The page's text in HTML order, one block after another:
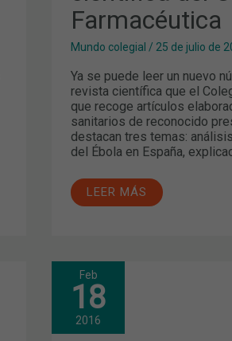
Farmacéutica
Mundo colegial / 25 de julio de
Ya se puede leer un nuevo
revista científica que el
que recoge artículos
sanitarios de reconocido
destacan tres temas:
del Ébola en España,
LEER MÁS
Feb
18
2016
ACTUACIÓN
FARMACÉUTICA
EN
DOLOR
DE